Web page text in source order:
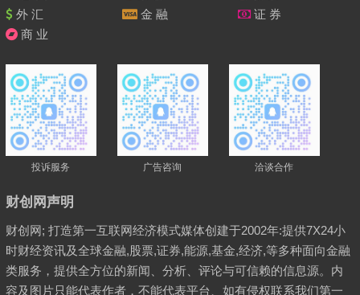
外 汇
金 融
证 券
商 业
投诉服务 广告咨询 洽谈合作
财创网声明
财创网; 打造第一互联网经济模式媒体创建于2002年:提供7X24小
时财经资讯及全球金融,股票,证券,能源,基金,经济,等多种面向金融
类服务，提供全方位的新闻、分析、评论与可信赖的信息源。内
容及图片只能代表作者，不能代表平台、如有侵权联系我们第一